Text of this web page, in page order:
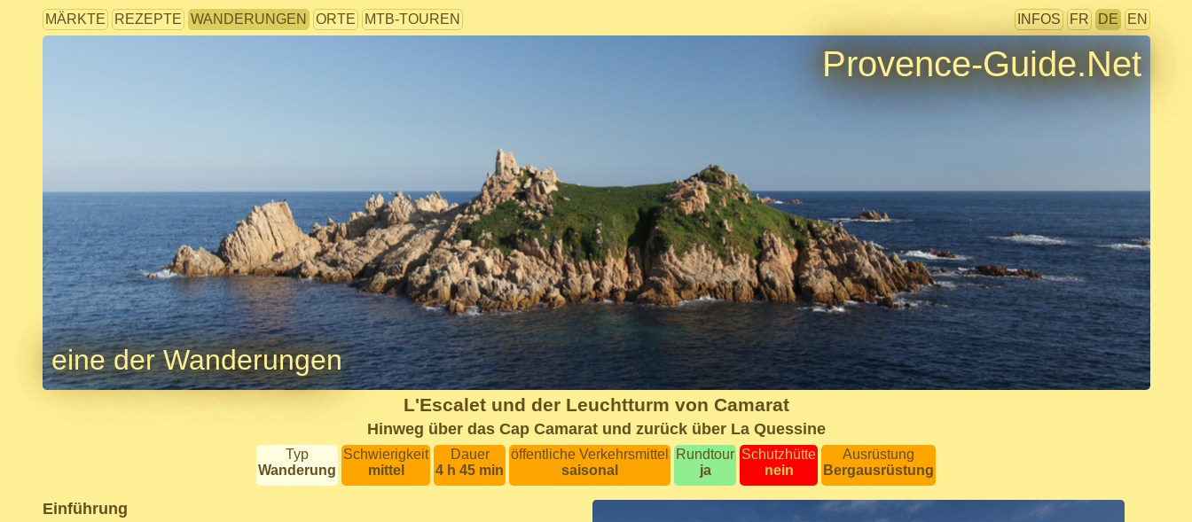
MÄRKTE REZEPTE WANDERUNGEN ORTE MTB-TOUREN INFOS FR DE EN
Provence-Guide.Net
eine der Wanderungen
L'Escalet und der Leuchtturm von Camarat
Hinweg über das Cap Camarat und zurück über La Quessine
Typ
Wanderung
Schwierigkeit
mittel
Dauer
4 h 45 min
öffentliche Verkehrsmittel
saisonal
Rundtour
ja
Schutzhütte
nein
Ausrüstung
Bergausrüstung
Einführung